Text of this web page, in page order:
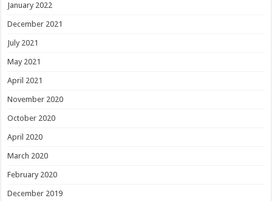
January 2022
December 2021
July 2021
May 2021
April 2021
November 2020
October 2020
April 2020
March 2020
February 2020
December 2019